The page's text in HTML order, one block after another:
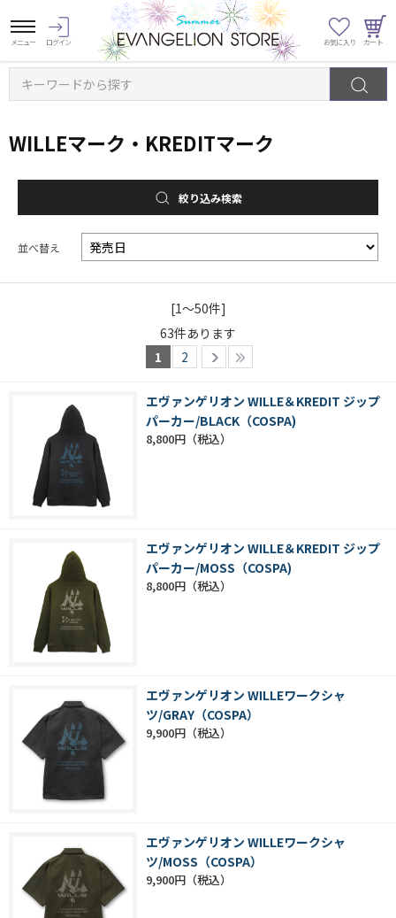
キーワードから探す
WILLEマーク・KREDITマーク
絞り込み検索
並べ替え
[1～50件]
63件あります
1
2
エヴァンゲリオン WILLE＆KREDIT ジップ
パーカー/BLACK（COSPA)
8,800円
エヴァンゲリオン WILLE＆KREDIT ジップ
パーカー/MOSS（COSPA)
8,800円
エヴァンゲリオン WILLEワークシャ
ツ/GRAY（COSPA）
9,900円
エヴァンゲリオン WILLEワークシャ
ツ/MOSS（COSPA）
9,900円